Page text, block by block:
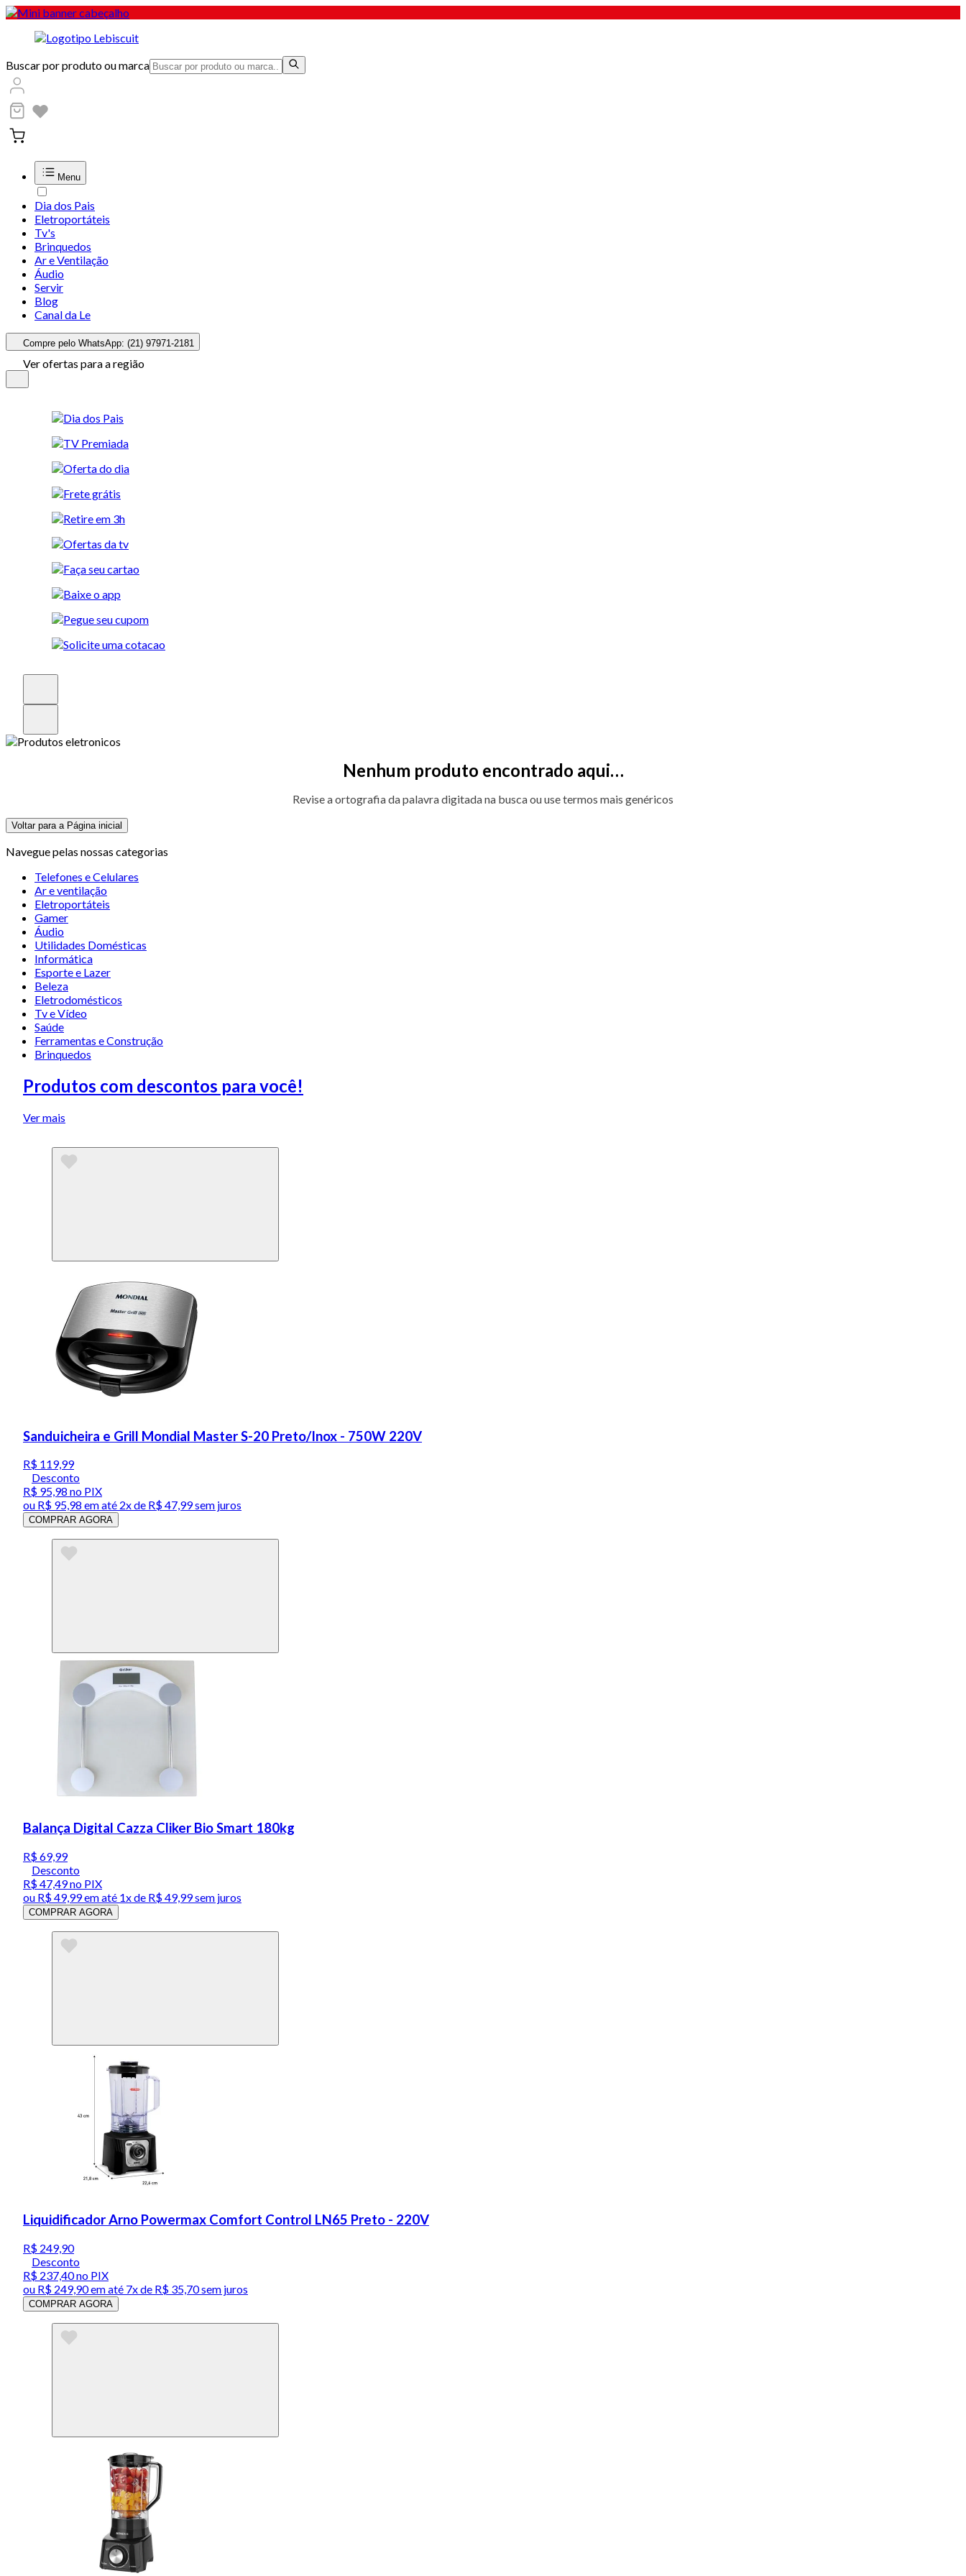
Buscar por produto ou marca
Menu
Dia dos Pais
Eletroportáteis
Tv's
Brinquedos
Ar e Ventilação
Áudio
Servir
Blog
Canal da Le
Compre pelo WhatsApp: (21) 97971-2181
Ver ofertas para a região
Nenhum produto encontrado aqui…
Revise a ortografia da palavra digitada na busca ou use termos mais genéricos
Voltar para a Página inicial
Navegue pelas nossas categorias
Telefones e Celulares
Ar e ventilação
Eletroportáteis
Gamer
Áudio
Utilidades Domésticas
Informática
Esporte e Lazer
Beleza
Eletrodomésticos
Tv e Vídeo
Saúde
Ferramentas e Construção
Brinquedos
Produtos com descontos para você!
Ver mais
Sanduicheira e Grill Mondial Master S-20 Preto/Inox - 750W 220V
R$ 119,99
Desconto
R$ 95,98 no PIX
ou R$ 95,98 em até 2x de R$ 47,99 sem juros
COMPRAR AGORA
Balança Digital Cazza Cliker Bio Smart 180kg
R$ 69,99
Desconto
R$ 47,49no PIX
ou R$ 49,99em até 1x de R$ 49,99sem juros
COMPRAR AGORA
Liquidificador Arno Powermax Comfort Control LN65 Preto - 220V
R$ 249,90
Desconto
R$ 237,40no PIX
ou R$ 249,90em até 7x de R$ 35,70 sem juros
COMPRAR AGORA